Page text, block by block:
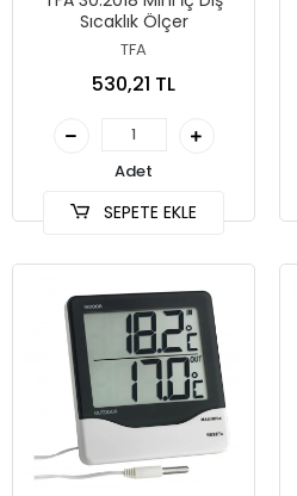
Sıcaklık Ölçer
TFA
530,21 TL
Adet
SEPETE EKLE